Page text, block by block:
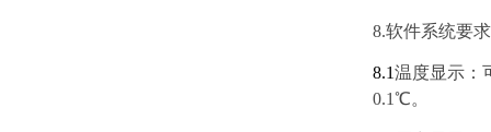
8.软件系统要
8.1温度显示：
0.1℃。